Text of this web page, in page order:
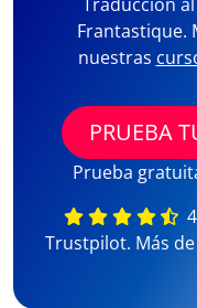
Frantastique.
nuestras
PRUEBA
Prueba
Trustpilot. Más